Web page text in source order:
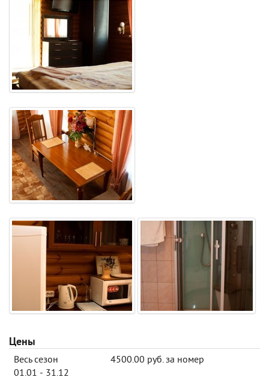
Цены
Весь сезон
01.01 - 31.12
4500.00 руб. за номер